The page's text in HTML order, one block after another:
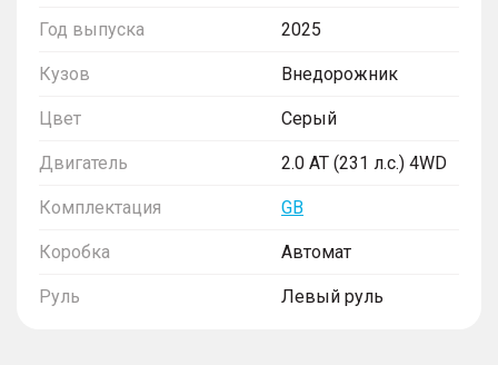
Год выпуска 2025
Кузов Внедорожник
Цвет Серый
Двигатель 2.0 AT (231 л.с.) 4WD
Комплектация GB
Коробка Автомат
Руль Левый руль